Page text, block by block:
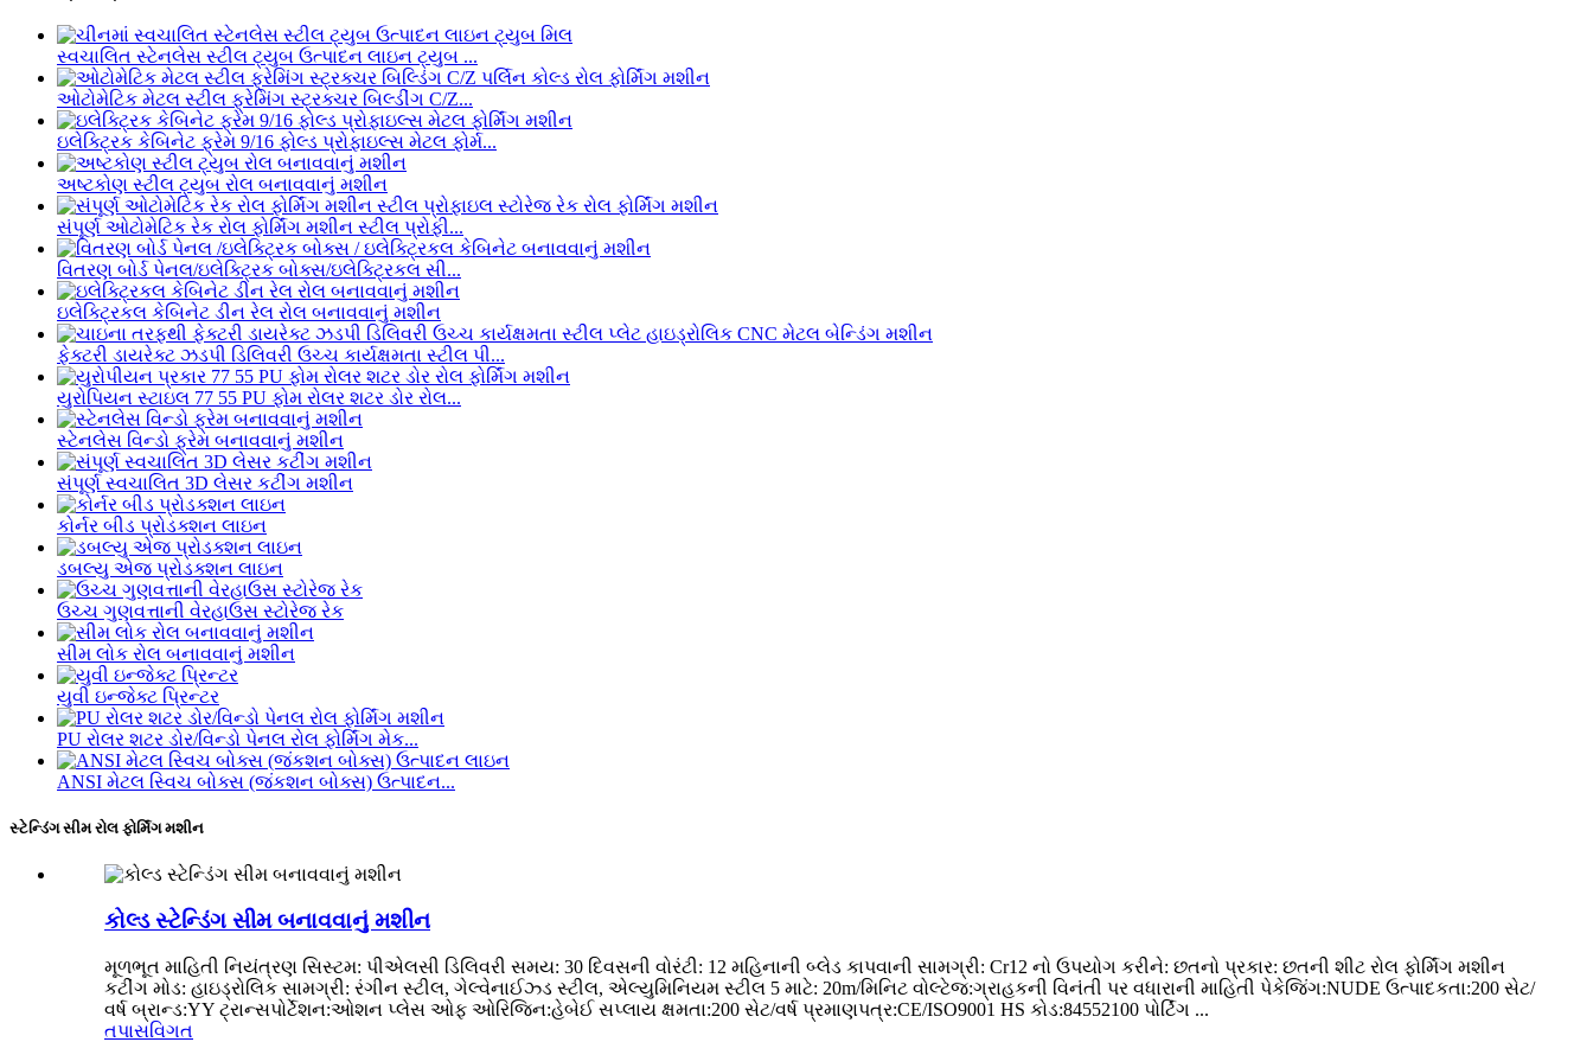
સ્વચાલિત સ્ટેનલેસ સ્ટીલ ટ્યુબ ઉત્પાદન લાઇન ટ્યુબ ...
ઓટોમેટિક મેટલ સ્ટીલ ફ્રેમિંગ સ્ટ્રક્ચર બિલ્ડીંગ C/Z...
ઇલેક્ટ્રિક કેબિનેટ ફ્રેમ 9/16 ફોલ્ડ પ્રોફાઇલ્સ મેટલ ફોર્મ...
અષ્ટકોણ સ્ટીલ ટ્યુબ રોલ બનાવવાનું મશીન
સંપૂર્ણ ઓટોમેટિક રેક રોલ ફોર્મિંગ મશીન સ્ટીલ પ્રોફી...
વિતરણ બોર્ડ પેનલ/ઇલેક્ટ્રિક બોક્સ/ઇલેક્ટ્રિકલ સી...
ઇલેક્ટ્રિકલ કેબિનેટ ડીન રેલ રોલ બનાવવાનું મશીન
ફેક્ટરી ડાયરેક્ટ ઝડપી ડિલિવરી ઉચ્ચ કાર્યક્ષમતા સ્ટીલ પી...
યુરોપિયન સ્ટાઇલ 77 55 PU ફોમ રોલર શટર ડોર રોલ...
સ્ટેનલેસ વિન્ડો ફ્રેમ બનાવવાનું મશીન
સંપૂર્ણ સ્વચાલિત 3D લેસર કટીંગ મશીન
કોર્નર બીડ પ્રોડક્શન લાઇન
ડબલ્યુ એજ પ્રોડક્શન લાઇન
ઉચ્ચ ગુણવત્તાની વેરહાઉસ સ્ટોરેજ રેક
સીમ લોક રોલ બનાવવાનું મશીન
યુવી ઇન્જેક્ટ પ્રિન્ટર
PU રોલર શટર ડોર/વિન્ડો પેનલ રોલ ફોર્મિંગ મેક...
ANSI મેટલ સ્વિચ બોક્સ (જંકશન બોક્સ) ઉત્પાદન...
સ્ટેન્ડિંગ સીમ રોલ ફોર્મિંગ મશીન
કોલ્ડ સ્ટેન્ડિંગ સીમ બનાવવાનું મશીન
મૂળભૂત માહિતી નિયંત્રણ સિસ્ટમ: પીએલસી ડિલિવરી સમય: 30 દિવસની વોરંટી: 12 મહિનાની બ્લેડ કાપવાની સામગ્રી: Cr12 નો ઉપયોગ કરીને: છતનો પ્રકાર: છતની શીટ રોલ ફોર્મિંગ મશીન
કટીંગ મોડ: હાઇડ્રોલિક સામગ્રી: રંગીન સ્ટીલ, ગેલ્વેનાઈઝ્ડ સ્ટીલ, એલ્યુમિનિયમ સ્ટીલ 5 માટે: 20m/મિનિટ વોલ્ટેજ:ગ્રાહકની વિનંતી પર વધારાની માહિતી પેકેજિંગ:NUDE ઉત્પાદકતા:200 સેટ/
વર્ષ બ્રાન્ડ:YY ટ્રાન્સપોર્ટેશન:ઓશન પ્લેસ ઓફ ઓરિજિન:હેબેઈ સપ્લાય ક્ષમતા:200 સેટ/વર્ષ પ્રમાણપત્ર:CE/ISO9001 HS કોડ:84552100 પોર્ટિંગ ...
તપાસવિગત